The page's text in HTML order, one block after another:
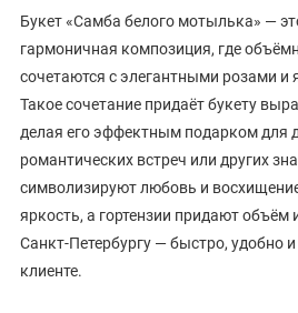
Букет «Самба белого мотылька» —
гармоничная композиция, где
сочетаются с элегантными розами и
Такое сочетание придаёт букету
делая его эффектным подарком для
романтических встреч или других
символизируют любовь и
яркость, а гортензии придают объём
Санкт-Петербургу — быстро, удобно
клиенте.